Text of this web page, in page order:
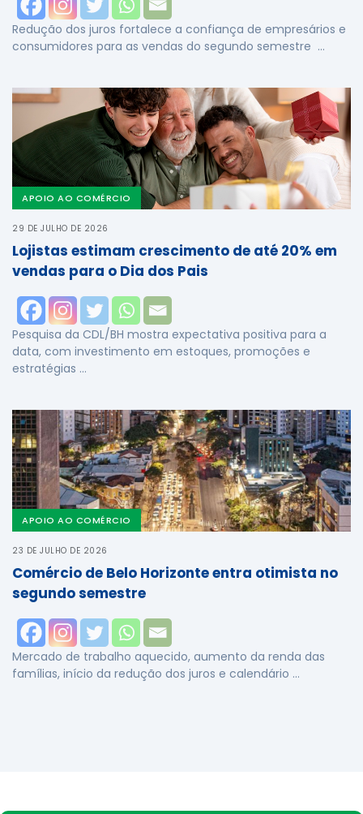
Redução dos juros fortalece a confiança de empresários e
consumidores para as vendas do segundo semestre …
APOIO AO COMÉRCIO
29 DE JULHO DE 2026
Lojistas estimam crescimento de até 20% em
vendas para o Dia dos Pais
Pesquisa da CDL/BH mostra expectativa positiva para a
data, com investimento em estoques, promoções e
estratégias …
APOIO AO COMÉRCIO
23 DE JULHO DE 2026
Comércio de Belo Horizonte entra otimista no
segundo semestre
Mercado de trabalho aquecido, aumento da renda das
famílias, início da redução dos juros e calendário …